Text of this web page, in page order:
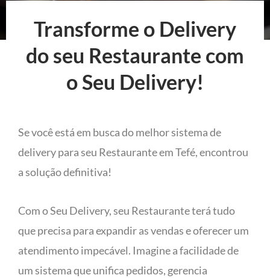
Transforme o Delivery
do seu Restaurante com
o Seu Delivery!
Se você está em busca do melhor sistema de
delivery para seu Restaurante em Tefé, encontrou
a solução definitiva!
Com o Seu Delivery, seu Restaurante terá tudo
que precisa para expandir as vendas e oferecer um
atendimento impecável. Imagine a facilidade de
um sistema que unifica pedidos, gerencia